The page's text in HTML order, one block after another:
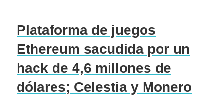
Plataforma de juegos
Ethereum sacudida por un
hack de 4,6 millones de
dólares; Celestia y Monero